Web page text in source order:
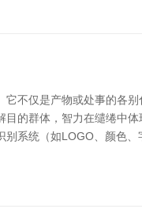
不仅是产物或处事的各
的群体，智力在缱绻中
系统（如LOGO、颜色